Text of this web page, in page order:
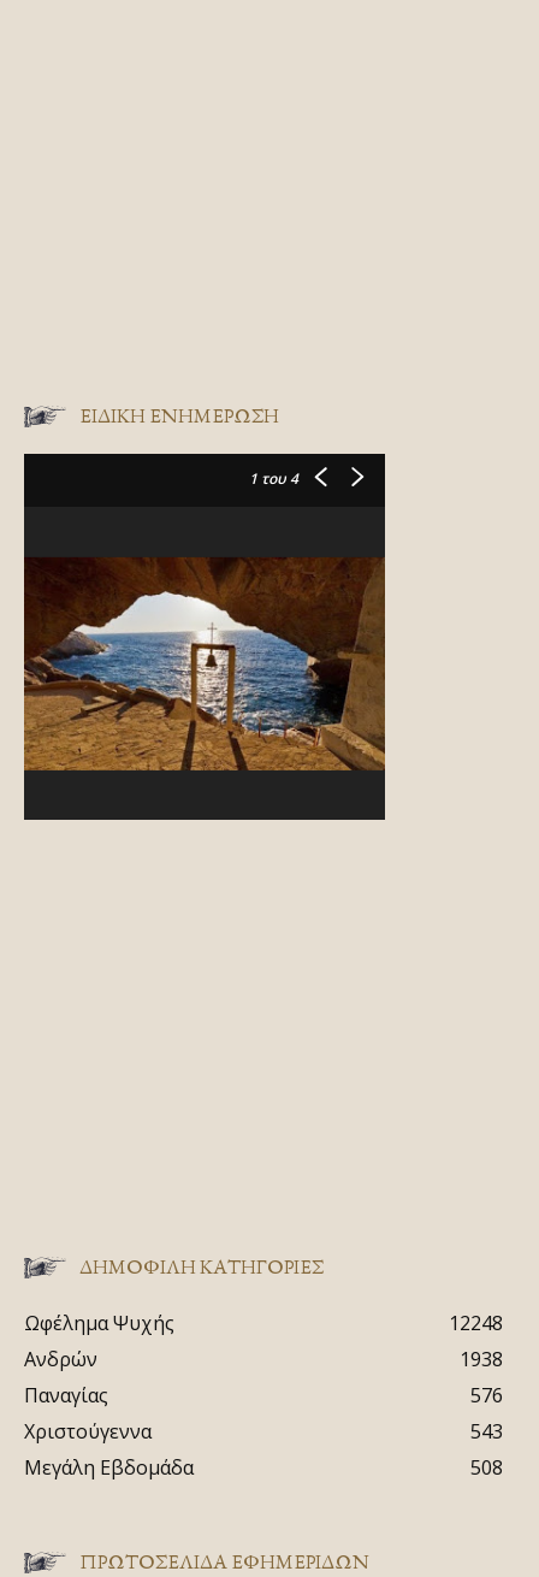
ΕΙΔΙΚΉ ΕΝΗΜΈΡΩΣΗ
1 του 4
ΔΗΜΟΦΙΛΗ ΚΑΤΗΓΟΡΙΕΣ
Ωφέλημα Ψυχής
12248
Ανδρών
1938
Παναγίας
576
Χριστούγεννα
543
Μεγάλη Εβδομάδα
508
ΠΡΩΤΟΣΈΛΙΔΑ ΕΦΗΜΕΡΊΔΩΝ